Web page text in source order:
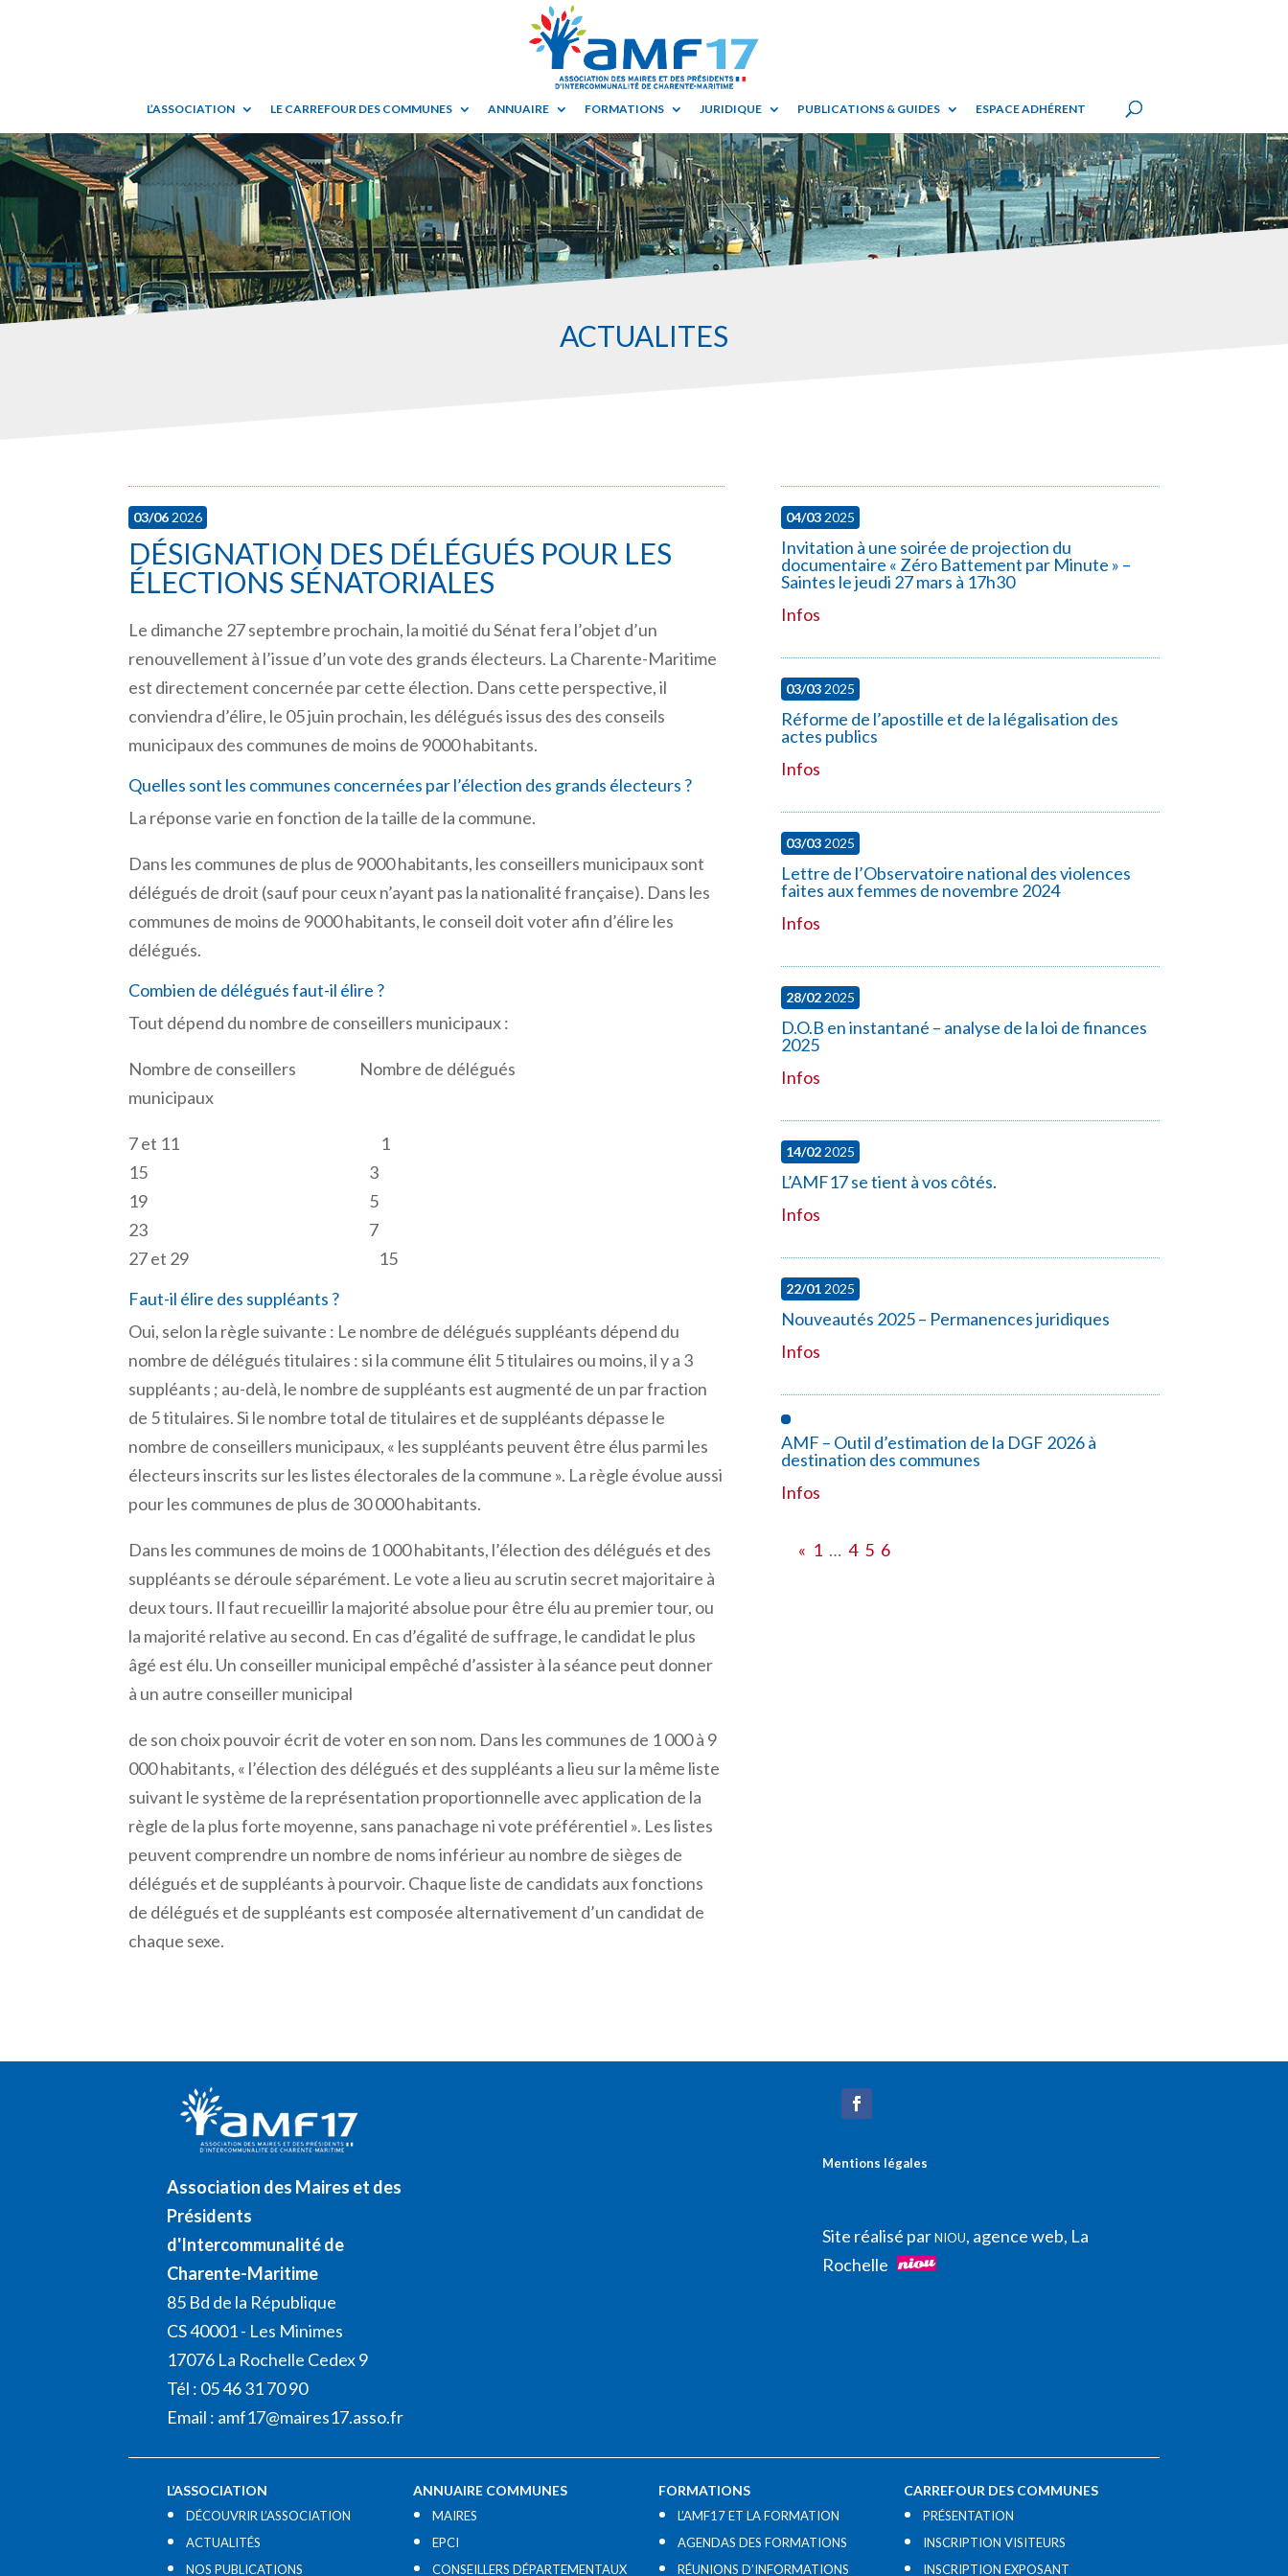
L’ASSOCIATION LE CARREFOUR DES COMMUNES ANNUAIRE FORMATIONS JURIDIQUE PUBLICATIONS & GUIDES ESPACE ADHÉRENT
ACTUALITES
03/06 2026
DÉSIGNATION DES DÉLÉGUÉS POUR LES
ÉLECTIONS SÉNATORIALES
Le dimanche 27 septembre prochain, la moitié du Sénat fera l’objet d’un
renouvellement à l’issue d’un vote des grands électeurs. La Charente-Maritime
est directement concernée par cette élection. Dans cette perspective, il
conviendra d’élire, le 05 juin prochain, les délégués issus des des conseils
municipaux des communes de moins de 9000 habitants.
Quelles sont les communes concernées par l’élection des grands électeurs ?
La réponse varie en fonction de la taille de la commune.
Dans les communes de plus de 9000 habitants, les conseillers municipaux sont
délégués de droit (sauf pour ceux n’ayant pas la nationalité française). Dans les
communes de moins de 9000 habitants, le conseil doit voter afin d’élire les
délégués.
Combien de délégués faut-il élire ?
Tout dépend du nombre de conseillers municipaux :
Nombre de conseillers Nombre de délégués
municipaux
7 et 11 1
15 3
19 5
23 7
27 et 29 15
Faut-il élire des suppléants ?
Oui, selon la règle suivante : Le nombre de délégués suppléants dépend du
nombre de délégués titulaires : si la commune élit 5 titulaires ou moins, il y a 3
suppléants ; au-delà, le nombre de suppléants est augmenté de un par fraction
de 5 titulaires. Si le nombre total de titulaires et de suppléants dépasse le
nombre de conseillers municipaux, « les suppléants peuvent être élus parmi les
électeurs inscrits sur les listes électorales de la commune ». La règle évolue aussi
pour les communes de plus de 30 000 habitants.
Dans les communes de moins de 1 000 habitants, l’élection des délégués et des
suppléants se déroule séparément. Le vote a lieu au scrutin secret majoritaire à
deux tours. Il faut recueillir la majorité absolue pour être élu au premier tour, ou
la majorité relative au second. En cas d’égalité de suffrage, le candidat le plus
âgé est élu. Un conseiller municipal empêché d’assister à la séance peut donner
à un autre conseiller municipal
de son choix pouvoir écrit de voter en son nom. Dans les communes de 1 000 à 9
000 habitants, « l’élection des délégués et des suppléants a lieu sur la même liste
suivant le système de la représentation proportionnelle avec application de la
règle de la plus forte moyenne, sans panachage ni vote préférentiel ». Les listes
peuvent comprendre un nombre de noms inférieur au nombre de sièges de
délégués et de suppléants à pourvoir. Chaque liste de candidats aux fonctions
de délégués et de suppléants est composée alternativement d’un candidat de
chaque sexe.
04/032025
Invitation à une soirée de projection du
documentaire « Zéro Battement par Minute » –
Saintes le jeudi 27 mars à 17h30
Infos
03/032025
Réforme de l’apostille et de la légalisation des
actes publics
Infos
03/032025
Lettre de l’Observatoire national des violences
faites aux femmes de novembre 2024
Infos
28/022025
D.O.B en instantané – analyse de la loi de finances
2025
Infos
14/022025
L’AMF17 se tient à vos côtés.
Infos
22/012025
Nouveautés 2025 – Permanences juridiques
Infos
AMF – Outil d’estimation de la DGF 2026 à
destination des communes
Infos
« 1 … 4 5 6
Association des Maires et des
Présidents
d'Intercommunalité de
Charente-Maritime
85 Bd de la République
CS 40001 - Les Minimes
17076 La Rochelle Cedex 9
Tél : 05 46 31 70 90
Email : amf17@maires17.asso.fr
Mentions légales
Site réalisé parNIOU, agence web, La
Rochelle
L’ASSOCIATION
DÉCOUVRIR L’ASSOCIATION
ACTUALITÉS
NOS PUBLICATIONS
ANNUAIRE COMMUNES
MAIRES
EPCI
CONSEILLERS DÉPARTEMENTAUX
FORMATIONS
L’AMF17 ET LA FORMATION
AGENDAS DES FORMATIONS
RÉUNIONS D’INFORMATIONS
CARREFOUR DES COMMUNES
PRÉSENTATION
INSCRIPTION VISITEURS
INSCRIPTION EXPOSANT